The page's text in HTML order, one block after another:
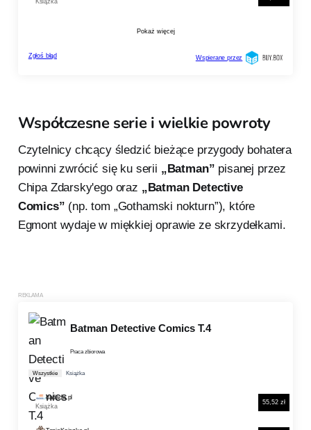
Współczesne serie i wielkie powroty
Czytelnicy chcący śledzić bieżące przygody bohatera
powinni zwrócić się ku serii „Batman” pisanej przez
Chipa Zdarsky'ego oraz „Batman Detective
Comics” (np. tom „Gothamski nokturn”), które
Egmont wydaje w miękkiej oprawie ze skrzydełkami.